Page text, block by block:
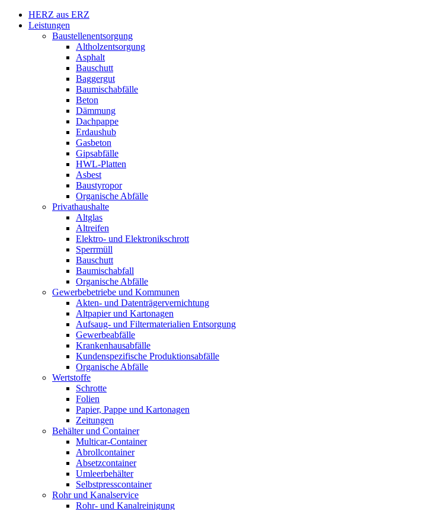
HERZ aus ERZ
Leistungen
Baustellenentsorgung
Altholzentsorgung
Asphalt
Bauschutt
Baggergut
Baumischabfälle
Beton
Dämmung
Dachpappe
Erdaushub
Gasbeton
Gipsabfälle
HWL-Platten
Asbest
Baustyropor
Organische Abfälle
Privathaushalte
Altglas
Altreifen
Elektro- und Elektronikschrott
Sperrmüll
Bauschutt
Baumischabfall
Organische Abfälle
Gewerbebetriebe und Kommunen
Akten- und Datenträgervernichtung
Altpapier und Kartonagen
Aufsaug- und Filtermaterialien Entsorgung
Gewerbeabfälle
Krankenhausabfälle
Kundenspezifische Produktionsabfälle
Organische Abfälle
Wertstoffe
Schrotte
Folien
Papier, Pappe und Kartonagen
Zeitungen
Behälter und Container
Multicar-Container
Abrollcontainer
Absetzcontainer
Umleerbehälter
Selbstpresscontainer
Rohr und Kanalservice
Rohr- und Kanalreinigung